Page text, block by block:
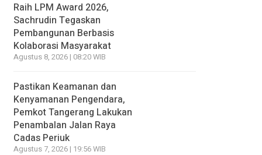
Raih LPM Award 2026,
Sachrudin Tegaskan
Pembangunan Berbasis
Kolaborasi Masyarakat
Agustus 8, 2026 | 08:20 WIB
Pastikan Keamanan dan
Kenyamanan Pengendara,
Pemkot Tangerang Lakukan
Penambalan Jalan Raya
Cadas Periuk
Agustus 7, 2026 | 19:56 WIB